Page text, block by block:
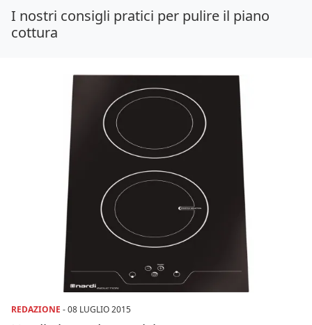
I nostri consigli pratici per pulire il piano
cottura
REDAZIONE -08 LUGLIO 2015